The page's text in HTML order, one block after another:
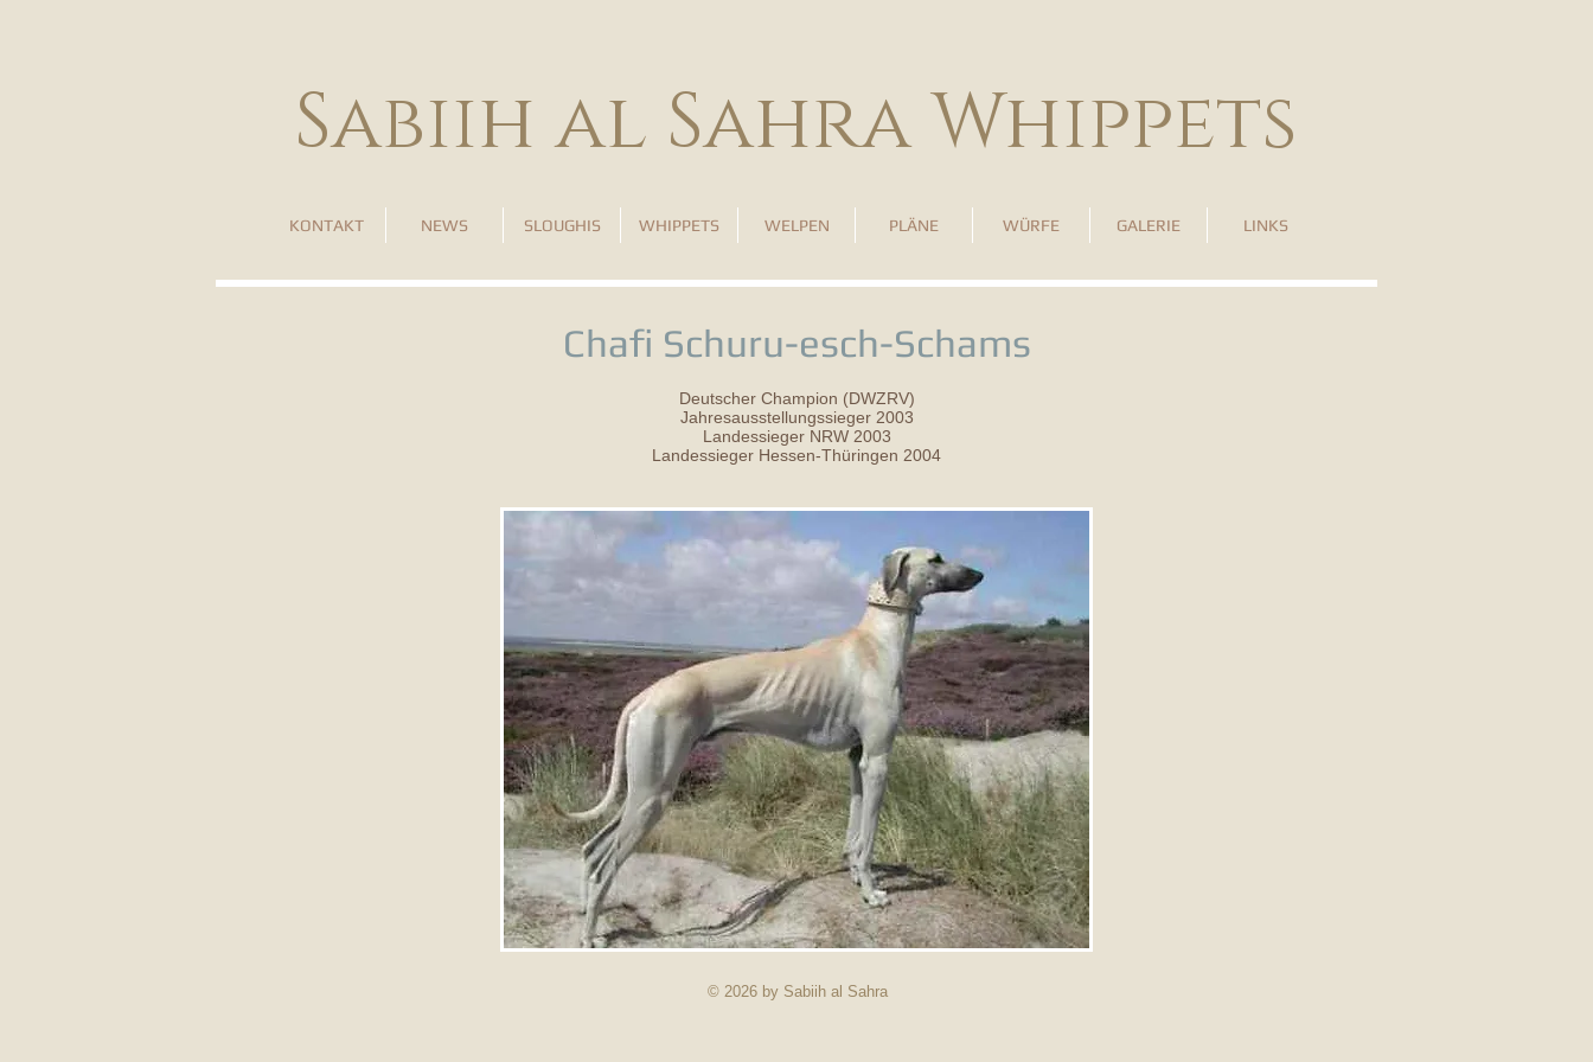
Sabiih al Sahra Whippets
KONTAKT NEWS SLOUGHIS WHIPPETS WELPEN PLÄNE WÜRFE GALERIE LINKS
Chafi Schuru-esch-Schams
Deutscher Champion (DWZRV)
Jahresausstellungssieger 2003
Landessieger NRW 2003
Landessieger Hessen-Thüringen 2004
© 2026 by Sabiih al Sahra